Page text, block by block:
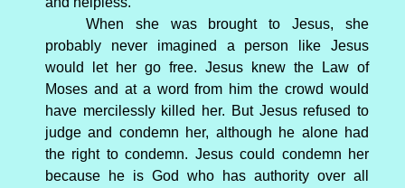
When she was brought to Jesus, she
probably never imagined a person like Jesus
would let her go free. Jesus knew the Law of
Moses and at a word from him the crowd would
have mercilessly killed her. But Jesus refused to
judge and condemn her, although he alone had
the right to condemn. Jesus could condemn her
because he is God who has authority over all